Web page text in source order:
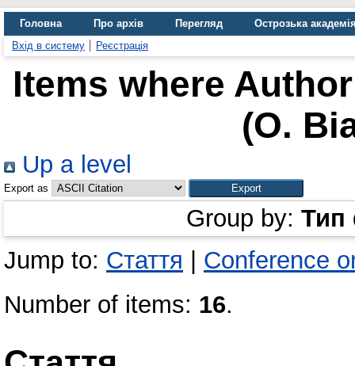
Головна Про архів Перегляд
Острозька
Вхід в систему
Реєстрація
Items where
(O.
Up a level
Export as
Group by: Тип
Jump to: Стаття
Conference
Number of items: 16.